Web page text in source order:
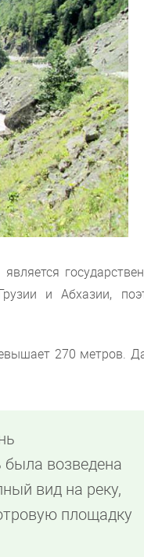
и Абхазии,
270 метров.
была возведена
вид на реку,
площадку